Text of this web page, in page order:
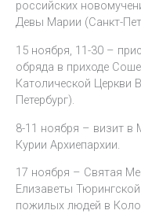
российских
Девы Марии (Санкт-
15 ноября, 11-30 –
обряда в приходе
Католической Церкви
Петербург).
8-11 ноября – визит в
Курии Архиепархии.
17 ноября – Святая
Елизаветы
пожилых людей в